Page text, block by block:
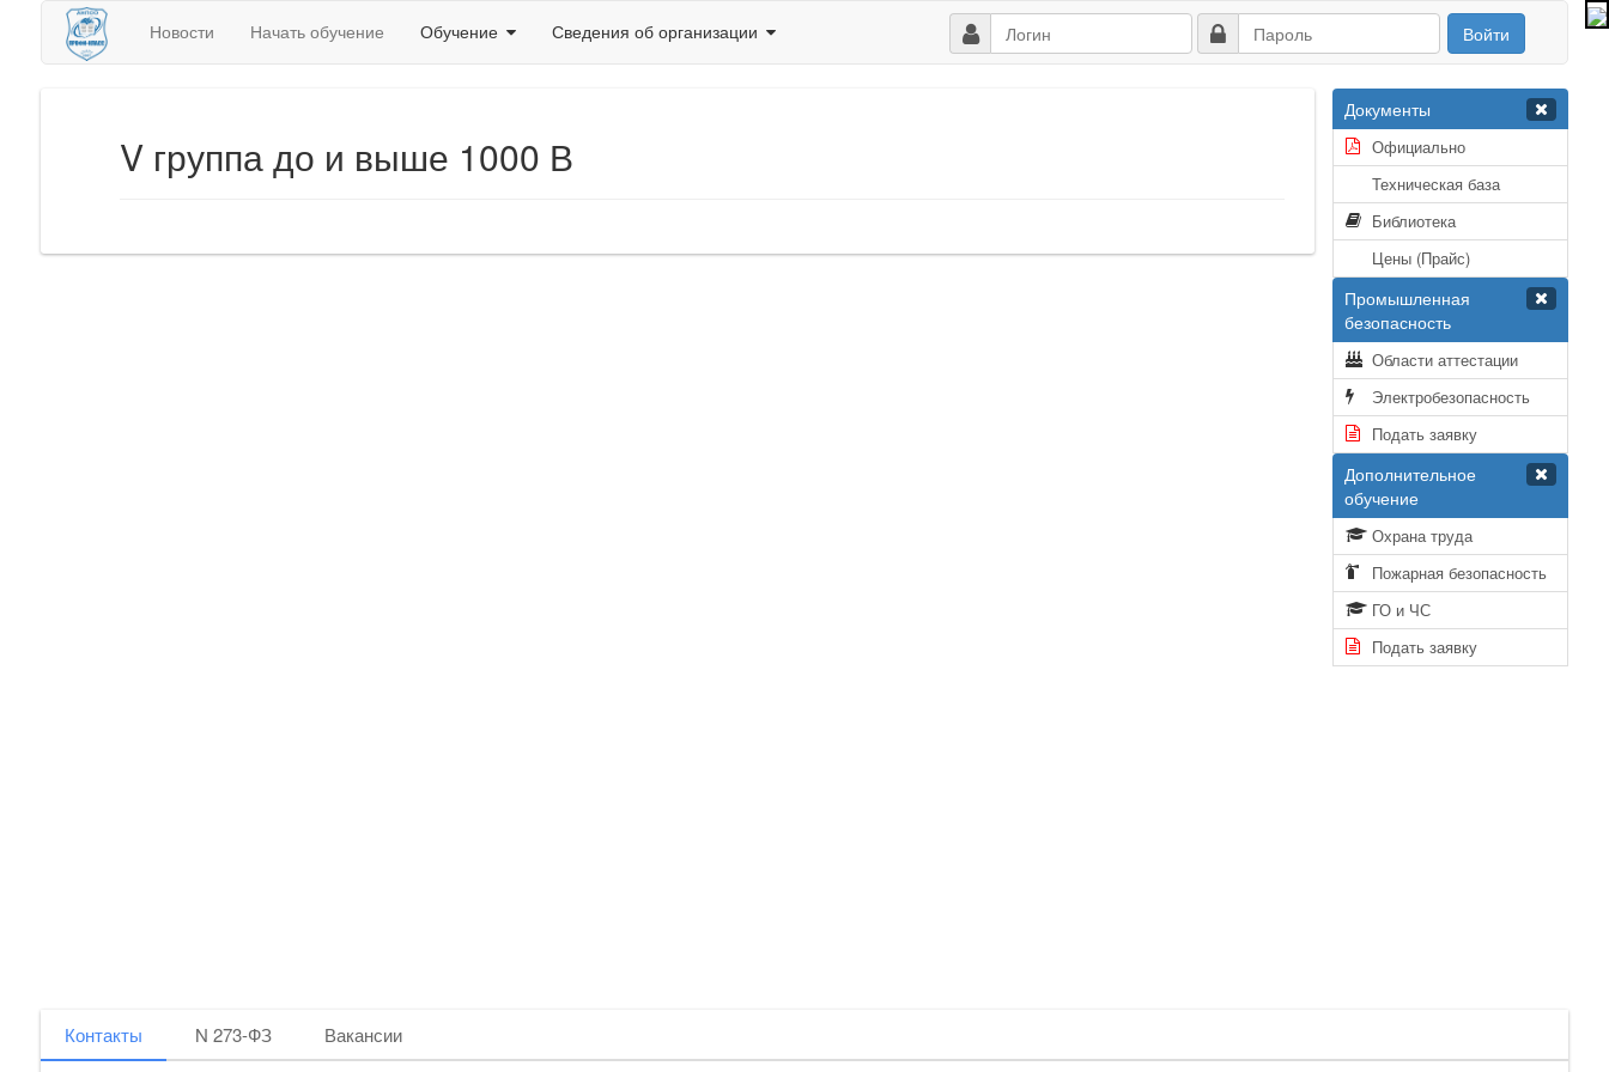
Новости Начать обучение Обучение Сведения об организации Войти
Документы
Официально
Техническая база
Библиотека
Цены (Прайс)
Промышленная
безопасность
Области аттестации
Электробезопасность
Подать заявку
Дополнительное
обучение
Охрана труда
Пожарная безопасность
ГО и ЧС
Подать заявку
V группа до и выше 1000 В
Контакты N 273-ФЗ Вакансии